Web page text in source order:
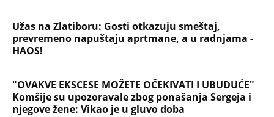
Užas na Zlatiboru: Gosti otkazuju smeštaj,
prevremeno napuštaju aprtmane, a u radnjama -
HAOS!
"OVAKVE EKSCESE MOŽETE OČEKIVATI I UBUDUĆE"
Komšije su upozoravale zbog ponašanja Sergeja i
njegove žene: Vikao je u gluvo doba